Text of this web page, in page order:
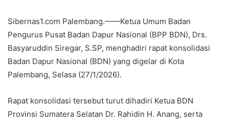
Sibernas1.com Palembang.——Ketua Umum Badan
Pengurus Pusat Badan Dapur Nasional (BPP BDN), Drs.
Basyaruddin Siregar, S.SP, menghadiri rapat konsolidasi
Badan Dapur Nasional (BDN) yang digelar di Kota
Palembang, Selasa (27/1/2026).
Rapat konsolidasi tersebut turut dihadiri Ketua BDN
Provinsi Sumatera Selatan Dr. Rahidin H. Anang, serta